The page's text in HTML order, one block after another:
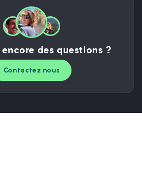
encore des questions ?
Contactez nous